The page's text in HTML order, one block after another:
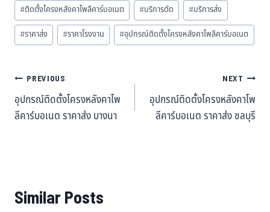
#ติดตั้งโครงหลังคาโพลีคาร์บอเนต #บริการตัด #บริการส่ง
#ราคาส่ง #ราคาโรงงาน #อุปกรณ์ติดตั้งโครงหลังคาโพลีคาร์บอเนต
PREVIOUS
อุปกรณ์ติดตั้งโครงหลังคาโพ
ลีคาร์บอเนต ราคาส่ง บางนา
NEXT
อุปกรณ์ติดตั้งโครงหลังคาโพ
ลีคาร์บอเนต ราคาส่ง ชลบุรี
Similar Posts